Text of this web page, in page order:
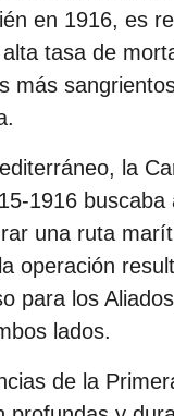
en 1916, es
tasa de
más
la
1916
una ruta
operación
para los
lados.
de la